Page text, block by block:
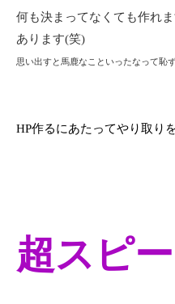
何も決まってなくても作れ
あります(笑)
思い出すと馬鹿なこといったなって恥
HP作るにあたってやり取り
超スピー